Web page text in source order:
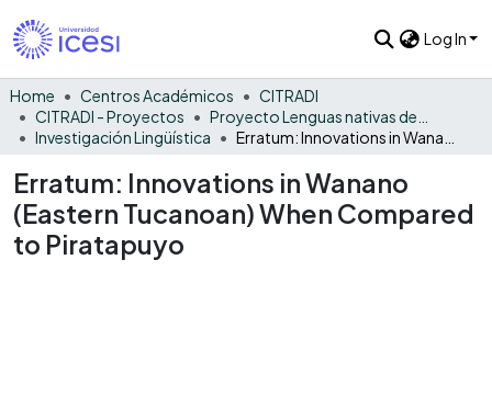
Log In
Home Centros Académicos
CITRADI
CITRADI - Proyectos
Investigación Lingüística
Erratum: Innovations in Wanano
(Eastern Tucanoan) When Compared
to Piratapuyo